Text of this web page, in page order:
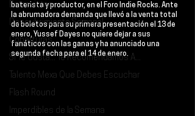
Entrevistas
Descubrimiento Semanal
Coberturas
Si Te Gusta... Te Recomendamos A...
Talento Mexa Que Debes Escuchar
Flash Round
Imperdibles de la Semana
baterista y productor, en el
Foro Indie Rocks. Ante
la abrumadora demanda que llevó a la venta total
de boletos para su primera presentación el 13 de
enero, Yussef Dayes no quiere dejar a sus
fanáticos con las ganas y ha anunciado una
segunda fecha para el 14 de enero.